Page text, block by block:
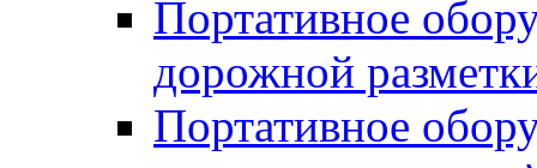
Портативное
дорожной
Портативное